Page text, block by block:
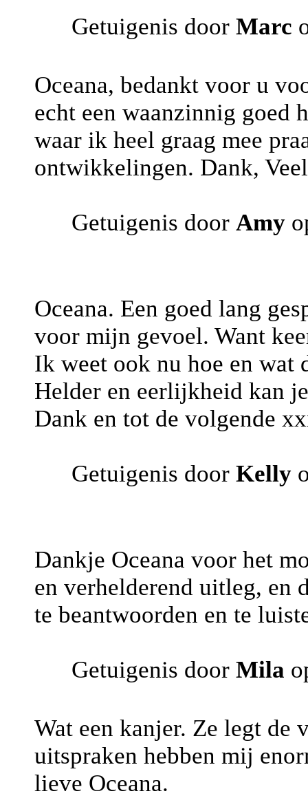
Getuigenis door Marc
Oceana, bedankt voor u
echt een waanzinnig goed
waar ik heel graag mee
ontwikkelingen. Dank,
Getuigenis door Amy
Oceana. Een goed lang
voor mijn gevoel. Want
Ik weet ook nu hoe en wat
Helder en eerlijkheid kan
Dank en tot de volgende
Getuigenis door Kelly
Dankje Oceana voor het
en verhelderend uitleg, en
te beantwoorden en te
Getuigenis door Mila
Wat een kanjer. Ze legt de
uitspraken hebben mij
lieve Oceana.